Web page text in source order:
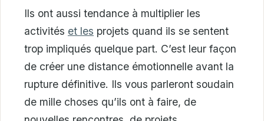
Ils ont aussi tendance à multiplier les
activités et les projets quand ils se sentent
trop impliqués quelque part. C’est leur façon
de créer une distance émotionnelle avant la
rupture définitive. Ils vous parleront soudain
de mille choses qu’ils ont à faire, de